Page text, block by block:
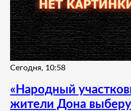
Сегодня, 10:58
«Народный
жители Дона